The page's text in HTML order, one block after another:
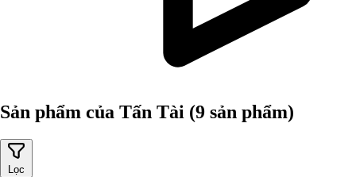
Sản phẩm của Tấn Tài (9 sản phẩm)
Lọc